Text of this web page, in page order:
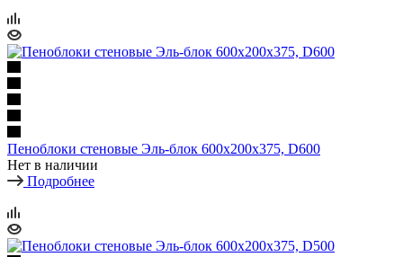
Пеноблоки стеновые Эль-блок 600х200х375, D600
Нет в наличии
Подробнее